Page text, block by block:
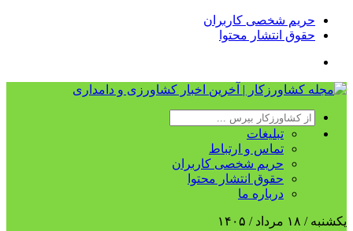
حریم شخصی کاربران
حقوق انتشار محتوا
تبلیغات
تماس و ارتباط
حریم شخصی کاربران
حقوق انتشار محتوا
درباره ما
یکشنبه / ۱۸ مرداد / ۱۴۰۵